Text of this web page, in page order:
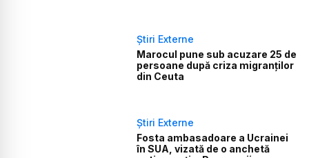
Știri Externe
Marocul pune sub acuzare 25 de
persoane după criza migranților
din Ceuta
Știri Externe
Fosta ambasadoare a Ucrainei
în SUA, vizată de o anchetă